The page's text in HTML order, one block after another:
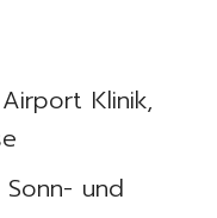
Klinik,
und